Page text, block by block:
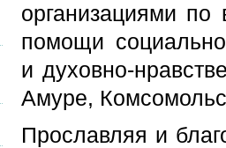
организациями по
помощи
и духовно-
Амуре,
Прославляя и